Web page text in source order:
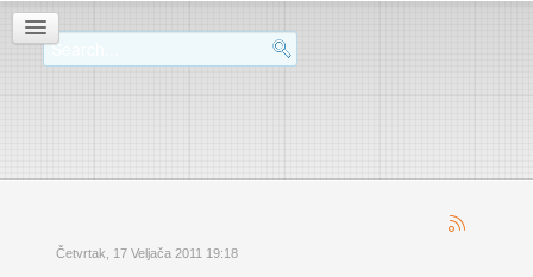
Četvrtak, 17 Veljača 2011 19:18